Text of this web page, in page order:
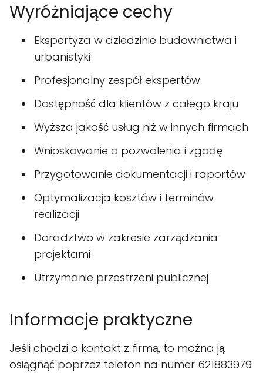
Wyróżniające cechy
Ekspertyza w dziedzinie budownictwa i
urbanistyki
Profesjonalny zespół ekspertów
Dostępność dla klientów z całego kraju
Wyższa jakość usług niż w innych firmach
Wnioskowanie o pozwolenia i zgodę
Przygotowanie dokumentacji i raportów
Optymalizacja kosztów i terminów
realizacji
Doradztwo w zakresie zarządzania
projektami
Utrzymanie przestrzeni publicznej
Informacje praktyczne
Jeśli chodzi o kontakt z firmą, to można ją
osiągnąć poprzez telefon na numer 621883979